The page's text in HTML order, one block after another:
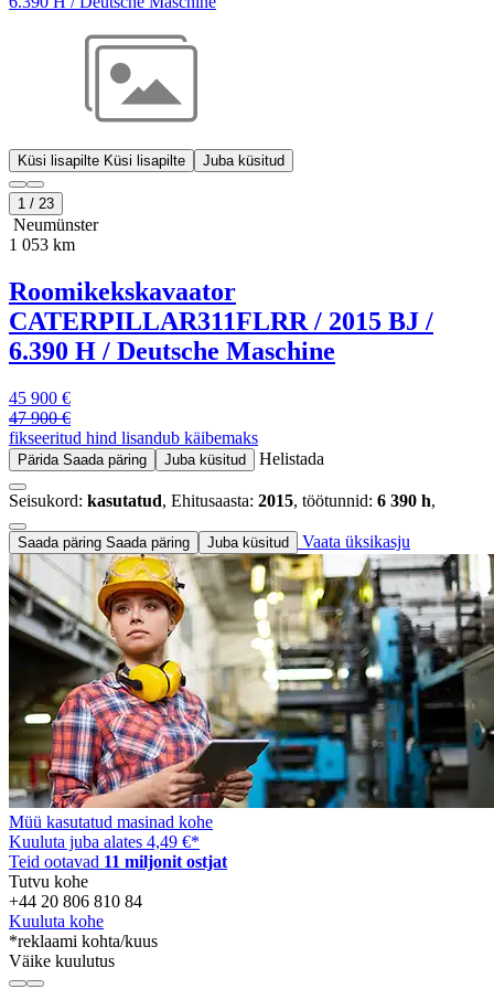
Küsi lisapilte Küsi lisapilte Juba küsitud
1 / 23
Neumünster
1 053 km
Roomikekskavaator
CATERPILLAR311FLRR / 2015 BJ /
6.390 H / Deutsche Maschine
45 900 €
47 900 €
fikseeritud hind lisandub käibemaks
Pärida Saada päring Juba küsitud Helistada
Seisukord: kasutatud, Ehitusaasta: 2015, töötunnid: 6 390 h,
Saada päring Saada päring Juba küsitud Vaata üksikasju
Müü kasutatud masinad kohe
Kuuluta juba alates 4,49 €*
Teid ootavad 11 miljonit ostjat
Tutvu kohe
+44 20 806 810 84
Kuuluta kohe
*reklaami kohta/kuus
Väike kuulutus